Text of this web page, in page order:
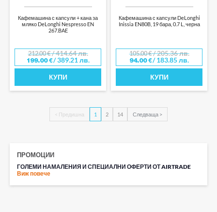
Кафемашина с капсули + кана за
мляко DeLonghi Nespresso EN
267.BAE
212.00€/ 414.64 лв.
199.00€/ 389.21 лв.
КУПИ
Кафемашина с капсули DeLonghi
Inissia EN80B, 19 бара, 0.7 L, черна
105.00€/ 205.36 лв.
94.00€/ 183.85 лв.
КУПИ
< Предишна 1 2 14 Следваща >
ПРОМОЦИИ
ГОЛЕМИ НАМАЛЕНИЯ И СПЕЦИАЛНИ ОФЕРТИ ОТ AIRTRADE
Виж повече